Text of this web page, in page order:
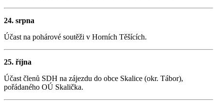
24. srpna
Účast na pohárové soutěži v Horních Těšících.
25. října
Účast členů SDH na zájezdu do obce Skalice (okr. Tábor),
pořádaného OÚ Skalička.